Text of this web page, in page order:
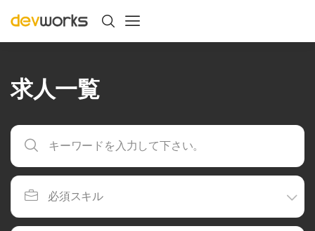
求人一覧